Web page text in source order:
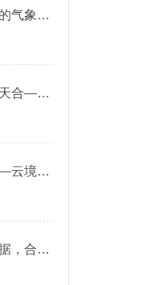
手持气象站：及时了解现场的气象状况，进行现场实时测量气象
五要素气象站厂家推荐云境天合—厂家直供+按需定制，打造专属气象监测方案
推荐几家雨滴谱仪生产厂家—云境天合自主研发生产+站式供货
雨量监测站—监测降雨量数据，合理规划和利用水资源，提高水资源利用效率